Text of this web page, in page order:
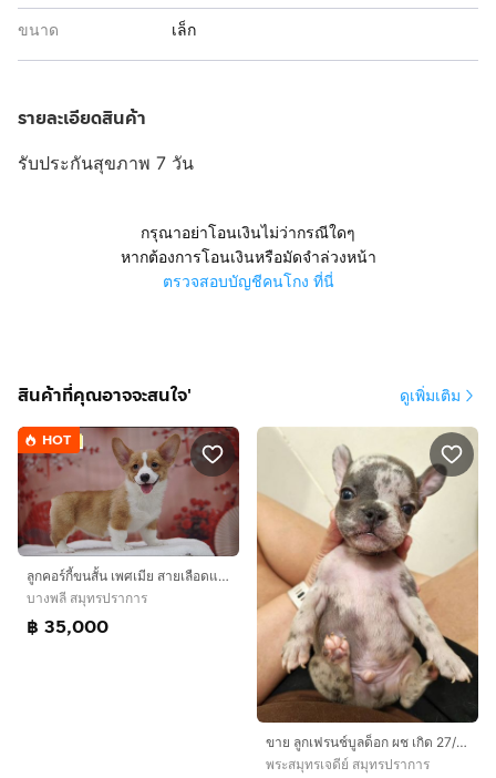
ขนาด เล็ก
รายละเอียดสินค้า
รับประกันสุขภาพ 7 วัน
กรุณาอย่าโอนเงินไม่ว่ากรณีใดๆ
หากต้องการโอนเงินหรือมัดจำล่วงหน้า
ตรวจสอบบัญชีคนโกง ที่นี่
สินค้าที่คุณอาจจะสนใจ' ดูเพิ่มเติม
HOT
ลูกคอร์กี้ขนสั้น เพศเมีย สายเลือดแชมป์จีน
บางพลี สมุทรปราการ
฿ 35,000
ขาย ลูกเฟรนช์บูลด็อก ผช เกิด 27/06
พระสมุทรเจดีย์ สมุทรปราการ